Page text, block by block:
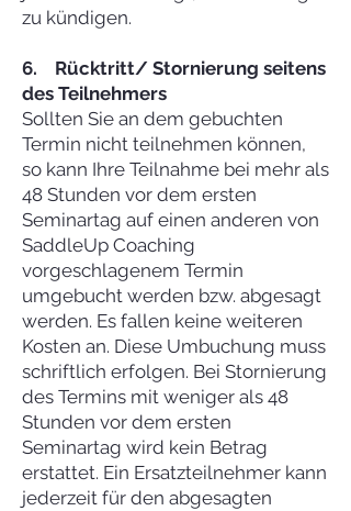
zu kündigen.
6. Rücktritt/ Stornierung seitens
des Teilnehmers
Sollten Sie an dem gebuchten
Termin nicht teilnehmen können,
so kann Ihre Teilnahme bei mehr als
48 Stunden vor dem ersten
Seminartag auf einen anderen von
SaddleUp Coaching
vorgeschlagenem Termin
umgebucht werden bzw. abgesagt
werden. Es fallen keine weiteren
Kosten an. Diese Umbuchung muss
schriftlich erfolgen. Bei Stornierung
des Termins mit weniger als 48
Stunden vor dem ersten
Seminartag wird kein Betrag
erstattet. Ein Ersatzteilnehmer kann
jederzeit für den abgesagten